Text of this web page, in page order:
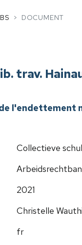
DOCUMENT
trav.
l'endettement
Collectieve
2021
Christelle
fr